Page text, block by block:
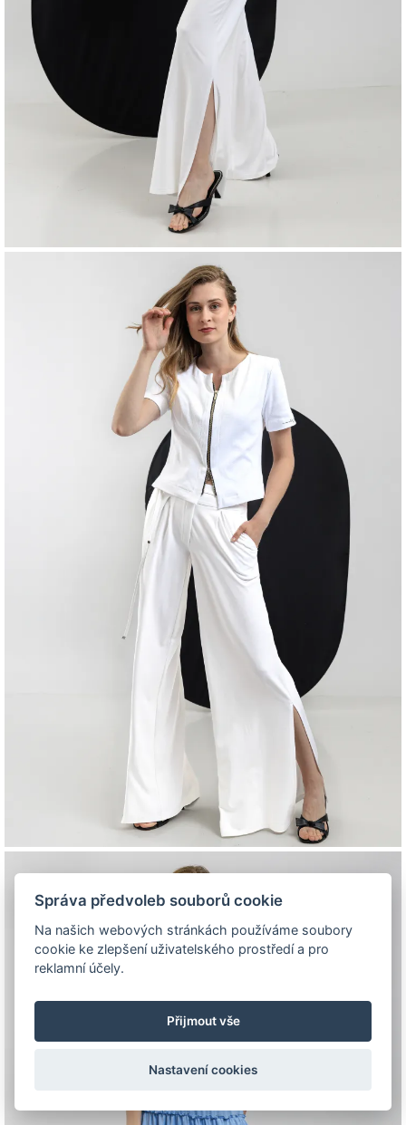
Správa předvoleb souborů cookie
Na našich webových stránkách používáme soubory
cookie ke zlepšení uživatelského prostředí a pro
reklamní účely.
Přijmout vše
Nastavení cookies